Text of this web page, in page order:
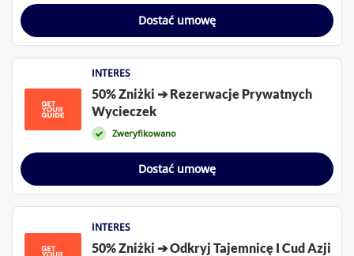
Dostać umowę
INTERES
50% Zniżki ➔ Rezerwacje Prywatnych
Wycieczek
Zweryfikowano
Dostać umowę
INTERES
50% Zniżki ➔ Odkryj Tajemnicę I Cud Azji